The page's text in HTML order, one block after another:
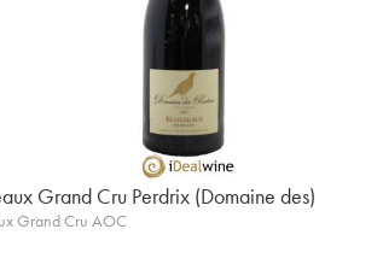
Grand Cru Perdrix (Domaine des)
Grand Cru AOC